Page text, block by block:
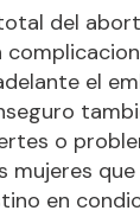
del
el
o
mujeres
en